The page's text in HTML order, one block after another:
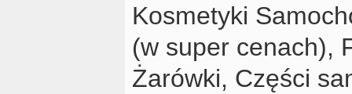
Kosmetyki
(w super cenach),
Żarówki, Części